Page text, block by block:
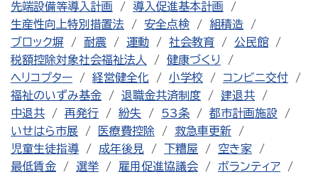
先端設備等導入計画
導入促進基本計画
生産性向上特別措置法
安全点検
組積造
ブロック塀
耐震 運動 社会教育
公民館
税額控除対象社会福祉法人
健康づくり
ヘリコプター
経営健全化 小学校
コンビニ交付
福祉のいずみ基金
退職金共済制度
建退共
中退共
再発行 紛失 53条
都市計画施設
いせはら市展
医療費控除
救急車更新
児童生徒指導
成年後見 下糟屋
空き家
最低賃金
選挙 雇用促進協議会
ボランティア